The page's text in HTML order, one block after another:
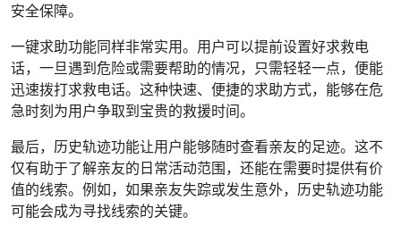
安全保障。
一键求助功能同样非常实用。用户可以提前设置好求救电
话，一旦遇到危险或需要帮助的情况，只需轻轻一点，便能
迅速拨打求救电话。这种快速、便捷的求助方式，能够在危
急时刻为用户争取到宝贵的救援时间。
最后，历史轨迹功能让用户能够随时查看亲友的足迹。这不
仅有助于了解亲友的日常活动范围，还能在需要时提供有价
值的线索。例如，如果亲友失踪或发生意外，历史轨迹功能
可能会成为寻找线索的关键。